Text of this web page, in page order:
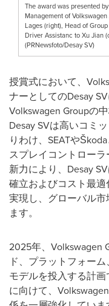
The award was presented
Management of
Lages (right), Head of
Driver Assistanc to Xu Jian
(PRNewsfoto/Desay SV)
授賞式において、
ナーとしてのDesay
Volkswagen Groupの
Desay SVは高いコミ
りわけ、SEATや
スプレイコントロー
新力により、Desay
確立およびコスト最
実現し、グローバル
ます。
2025年、Volkswagen
ド、プラットフォー
モデルを投入する計
に向けて、